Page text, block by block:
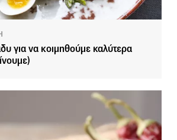
για να κοιμηθούμε καλύτερα